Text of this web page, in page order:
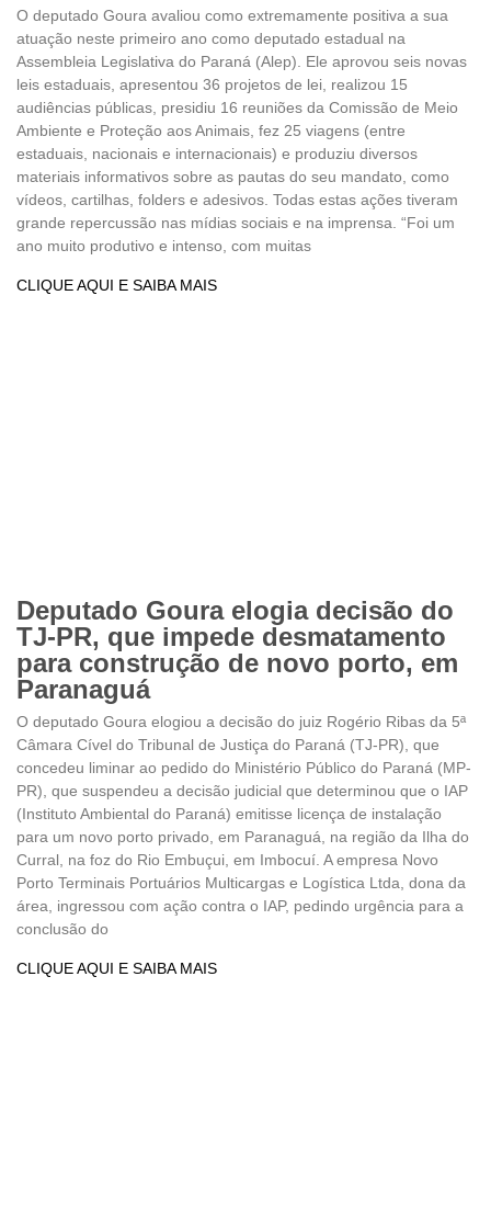
O deputado Goura avaliou como extremamente positiva a sua
atuação neste primeiro ano como deputado estadual na
Assembleia Legislativa do Paraná (Alep). Ele aprovou seis novas
leis estaduais, apresentou 36 projetos de lei, realizou 15
audiências públicas, presidiu 16 reuniões da Comissão de Meio
Ambiente e Proteção aos Animais, fez 25 viagens (entre
estaduais, nacionais e internacionais) e produziu diversos
materiais informativos sobre as pautas do seu mandato, como
vídeos, cartilhas, folders e adesivos. Todas estas ações tiveram
grande repercussão nas mídias sociais e na imprensa. “Foi um
ano muito produtivo e intenso, com muitas
CLIQUE AQUI E SAIBA MAIS
Deputado Goura elogia decisão do
TJ-PR, que impede desmatamento
para construção de novo porto, em
Paranaguá
O deputado Goura elogiou a decisão do juiz Rogério Ribas da 5ª
Câmara Cível do Tribunal de Justiça do Paraná (TJ-PR), que
concedeu liminar ao pedido do Ministério Público do Paraná (MP-
PR), que suspendeu a decisão judicial que determinou que o IAP
(Instituto Ambiental do Paraná) emitisse licença de instalação
para um novo porto privado, em Paranaguá, na região da Ilha do
Curral, na foz do Rio Embuçui, em Imbocuí. A empresa Novo
Porto Terminais Portuários Multicargas e Logística Ltda, dona da
área, ingressou com ação contra o IAP, pedindo urgência para a
conclusão do
CLIQUE AQUI E SAIBA MAIS